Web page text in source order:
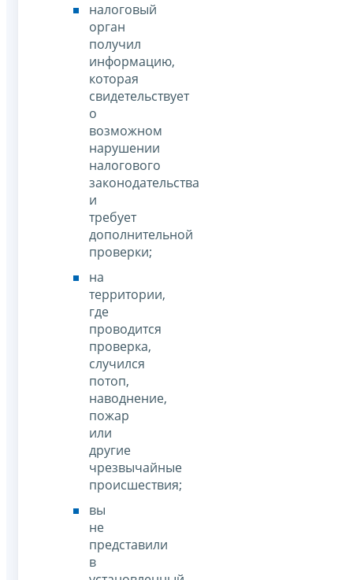
налоговый
орган
получил
информацию,
которая
свидетельствует
о
возможном
нарушении
налогового
законодательства
и
требует
дополнительной
проверки;
на
территории,
где
проводится
проверка,
случился
потоп,
наводнение,
пожар
или
другие
чрезвычайные
происшествия;
вы
не
представили
в